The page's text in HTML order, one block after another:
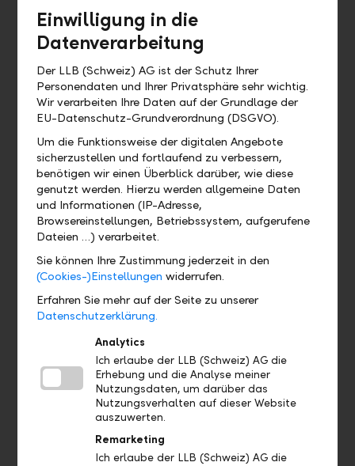
Blitz-Zahlungsauftrag
Möchten Sie Zahlungen mittels Auftragsbeleg
unkompliziert und rasch auslösen, steht Ihnen der Blitz-
Zahlungsauftrag zur Verfügung. Dabei können Sie mit nur
einem Formular auch mehrere Zahlungen in Auftrag geben.
Füllen Sie dafür einfach die vier Zahlungsfelder (Anzahl
Einzahlungsscheine, Zahlbelege, Totalbetrag, Auftrags-
und Ausführungsdatum) auf dem Blitz-Zahlungsauftrag
aus und senden alles inklusive Einzahlungsscheinen oder
Zahlbelegen unterschrieben an uns zurück.
Dauerauftrag
einrichten. Damit leisten Sie regelmässige Zahlungen mit
fixen Beträgen an den gleichen Empfänger – zum Beispiel
für Miete, Vorsorgebeiträge, Versicherungsprämien oder
Kontoüberträge. Dabei bleiben Sie flexibel. Denn Ihr
nächsten Ausführung ändern oder widerrufen. Das geht
auch online und rund um die Uhr – mittels LLB Online
Lastschriftverfahren
Einwilligung in die
Datenverarbeitung
Der LLB (Schweiz) AG ist der Schutz Ihrer
Personendaten und Ihrer Privatsphäre sehr wichtig.
Wir verarbeiten Ihre Daten auf der Grundlage der
EU-Datenschutz-Grundverordnung (DSGVO).
Um die Funktionsweise der digitalen Angebote
sicherzustellen und fortlaufend zu verbessern,
benötigen wir einen Überblick darüber, wie diese
genutzt werden. Hierzu werden allgemeine Daten
und Informationen (IP-Adresse,
Browsereinstellungen, Betriebssystem, aufgerufene
Dateien …) verarbeitet.
Sie können Ihre Zustimmung jederzeit in den
(Cookies-)Einstellungen widerrufen.
Erfahren Sie mehr auf der Seite zu unserer
Datenschutzerklärung.
Analytics
Ich erlaube der LLB (Schweiz) AG die
Erhebung und die Analyse meiner
Nutzungsdaten, um darüber das
Nutzungsverhalten auf dieser Website
auszuwerten.
Remarketing
Ich erlaube der LLB (Schweiz) AG die